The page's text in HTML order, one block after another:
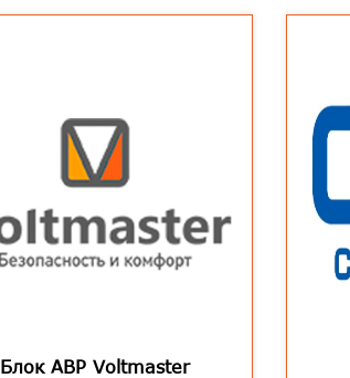
Блок АВР Voltmaster